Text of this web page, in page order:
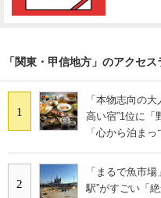
「関東・甲信地方」のアクセ
1
「本物志向の
高い宿”1位に「
「心から泊ま
2
「まるで魚市
駅”がすごい「